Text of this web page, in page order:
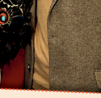
37
43
на сайте изданий
Авангард
Антенна